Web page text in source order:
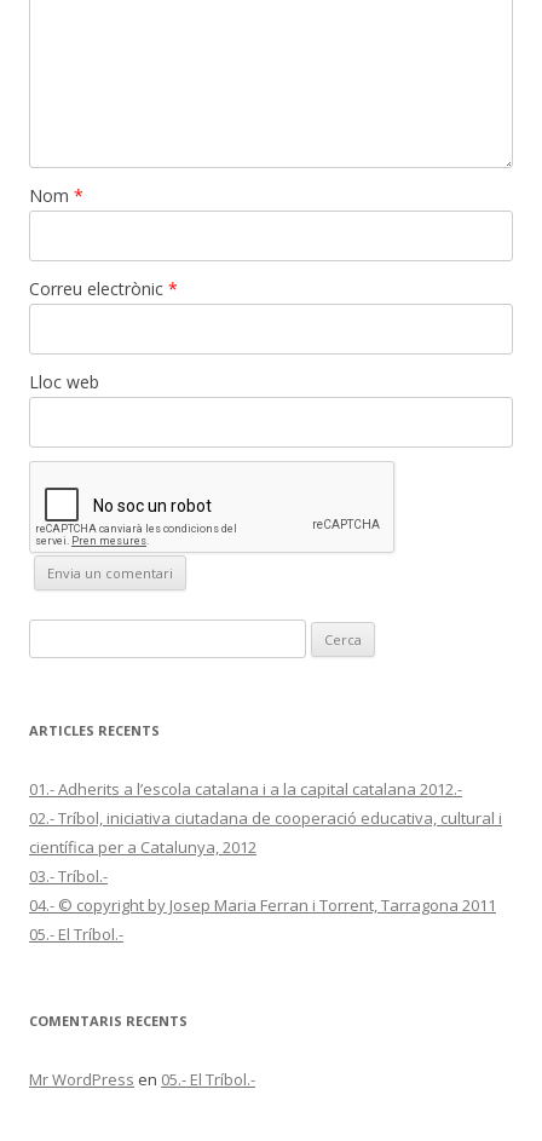
Nom *
Correu electrònic *
Lloc web
e
c
:
ARTICLES RECENTS
01.- Adherits a l’escola catalana i a la capital catalana 2012.-
02.- Tríbol, iniciativa ciutadana de cooperació educativa, cultural i
científica per a Catalunya, 2012
03.- Tríbol.-
04.- © copyright by Josep Maria Ferran i Torrent, Tarragona 2011
05.- El Tríbol.-
COMENTARIS RECENTS
Mr WordPress en 05.- El Tríbol.-